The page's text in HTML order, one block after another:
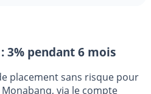
: 3% pendant 6 mois